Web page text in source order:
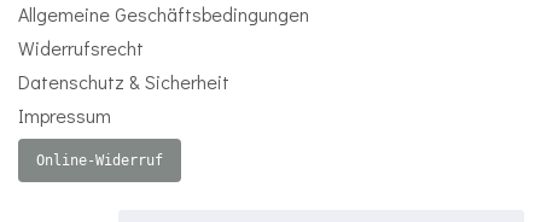
Allgemeine Geschäftsbedingungen
Widerrufsrecht
Datenschutz & Sicherheit
Impressum
Online-Widerruf